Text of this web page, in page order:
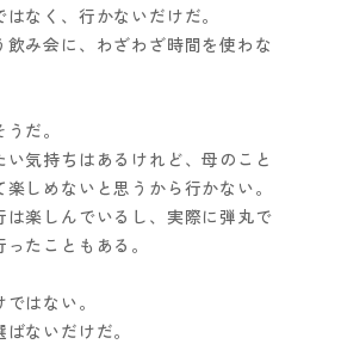
なく、行かないだけだ。
飲み会に、わざわざ時間を使わな
だ。
い気持ちはあるけれど、母のこと
しめないと思うから行かない。
は楽しんでいるし、実際に弾丸で
たこともある。
はない。
ないだけだ。